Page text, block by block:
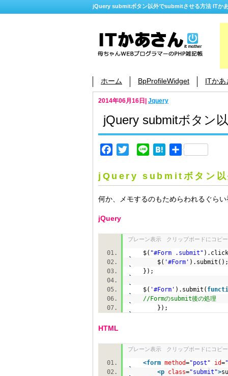
jQuery submitボタン以外でsubmitさせる方法 ITか
ホーム BpProfileWidget ITかあ
2014年06月16日 Jquery
jQuery submitボタン
Facebook
Twitter Line Hatena
共
jQuery submitボタン以
何か、メモするのもためらわれるぐらい
jQuery
プレーン表示 クリップボードにコピー
$( "#Form .submit"
$( '#Form'
});
$( '#Form' ).submit(
//Formのsubmit後の処理
});
HTML
プレーン表示 クリップボードにコピー
<form method="post" id=
<p class="submit">